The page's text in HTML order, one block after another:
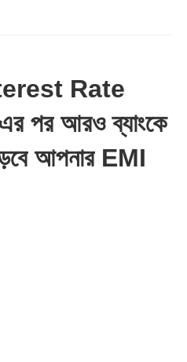
Rate
পর আরও ব্যাংকে
আপনার EMI